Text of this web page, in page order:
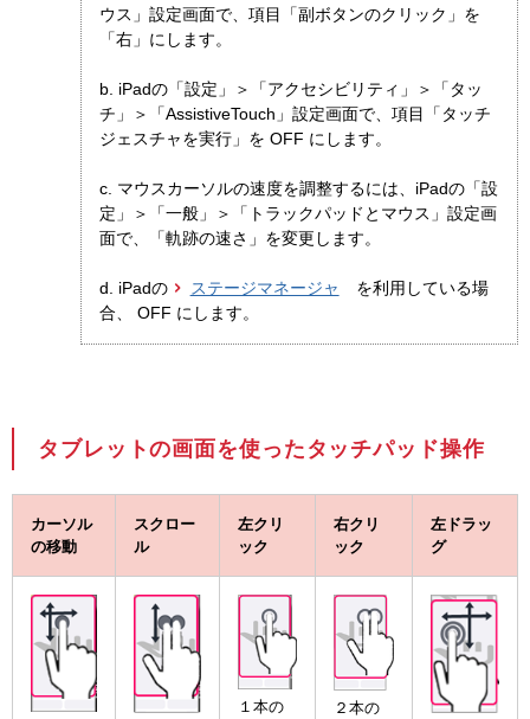
ウス」設定画面で、項目「副ボタンのクリック」を
「右」にします。
b. iPadの「設定」＞「アクセシビリティ」＞「タッ
チ」＞「AssistiveTouch」設定画面で、項目「タッチ
ジェスチャを実行」を OFF にします。
c. マウスカーソルの速度を調整するには、iPadの「設
定」＞「一般」＞「トラックパッドとマウス」設定画
面で、「軌跡の速さ」を変更します。
d. iPadの ステージマネージャ
を利用している場
合、 OFF にします。
タブレットの画面を使ったタッチパッド操作
カーソル
の移動
スクロー
ル
左クリ
ック
右クリ
ック
左ドラッ
グ
１本の
２本の